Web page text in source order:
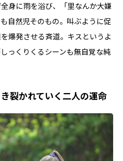
身に雨を浴び、「里なんか大嫌
自然児そのもの。叫ぶように促
爆発させる斉道。キスというよ
っくりくるシーンも無自覚な純
裂かれていく二人の運命